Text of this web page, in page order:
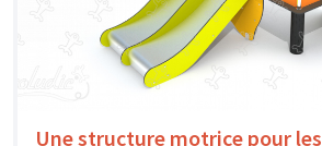
Une structure motrice pour les